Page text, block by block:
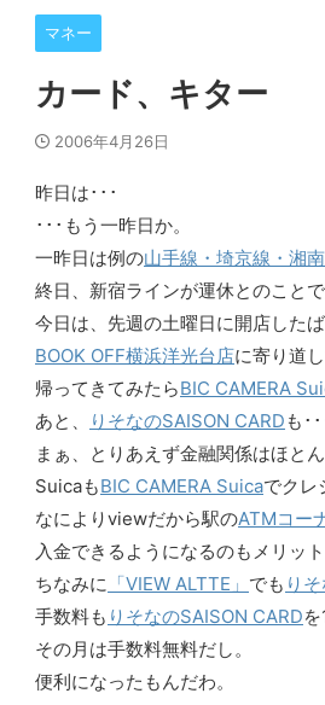
マネー
カード、キター
2006年4月26日
昨日は･･･
･･･もう一昨日か。
一昨日は例の山手線・埼京線・湘
終日、新宿ラインが運休とのこと
今日は、先週の土曜日に開店した
BOOK OFF横浜洋光台店に寄り道
帰ってきてみたらBIC CAMERA
あと、
りそなのSAISON CARD も･･
まぁ、とりあえず金融関係はほと
SuicaもBIC CAMERA Suicaでクレ
なによりviewだから駅のATMコー
入金できるようになるのもメリット
ちなみに 「VIEW ALTTE」 でも り
手数料も りそなのSAISON CARD
その月は手数料無料だし。
便利になったもんだわ。